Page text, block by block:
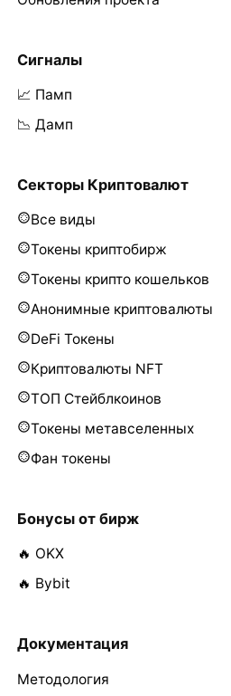
Сигналы
📈 Памп
📉 Дамп
Секторы Криптовалют
Все виды
Токены криптобирж
Токены крипто кошельков
Анонимные криптовалюты
DeFi Токены
Криптовалюты NFT
ТОП Стейблкоинов
Токены метавселенных
Фан токены
Бонусы от бирж
🔥 OKX
🔥 Bybit
Документация
Методология